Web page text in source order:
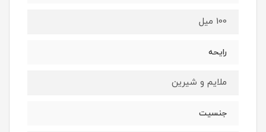
100 میل
رایحه
ملایم و شیرین
جنسیت